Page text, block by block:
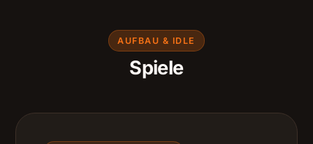
AUFBAU & IDLE
Spiele